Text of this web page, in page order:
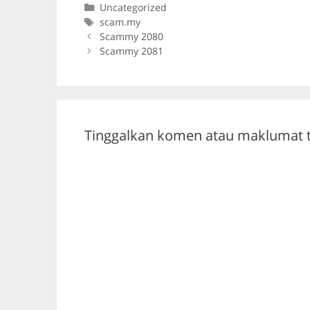
e
b
er gr
Categories
Uncategorized
Tags
scam.my
Scammy 2080
Scammy 2081
Tinggalkan komen atau maklumat